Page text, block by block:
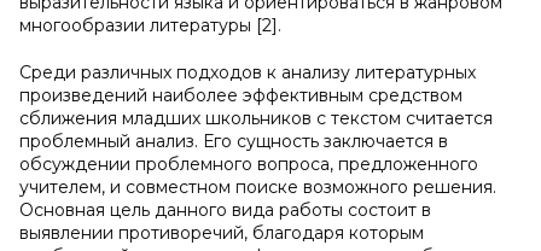
многообразии литературы [2].
Среди различных подходов к анализу литературных
произведений наиболее эффективным средством
сближения младших школьников с текстом считается
проблемный анализ. Его сущность заключается в
обсуждении проблемного вопроса, предложенного
учителем, и совместном поиске возможного решения.
Основная цель данного вида работы состоит в
выявлении противоречий, благодаря которым